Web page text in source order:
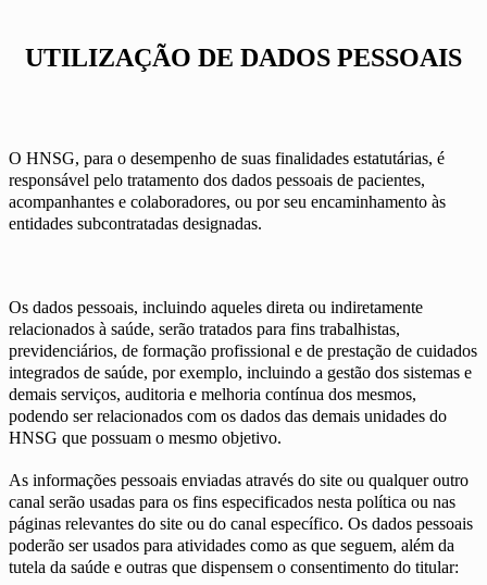
UTILIZAÇÃO DE DADOS PESSOAIS
O HNSG, para o desempenho de suas finalidades estatutárias, é
responsável pelo tratamento dos dados pessoais de pacientes,
acompanhantes e colaboradores, ou por seu encaminhamento às
entidades subcontratadas designadas.
Os dados pessoais, incluindo aqueles direta ou indiretamente
relacionados à saúde, serão tratados para fins trabalhistas,
previdenciários, de formação profissional e de prestação de cuidados
integrados de saúde, por exemplo, incluindo a gestão dos sistemas e
demais serviços, auditoria e melhoria contínua dos mesmos,
podendo ser relacionados com os dados das demais unidades do
HNSG que possuam o mesmo objetivo.
As informações pessoais enviadas através do site ou qualquer outro
canal serão usadas para os fins especificados nesta política ou nas
páginas relevantes do site ou do canal específico. Os dados pessoais
poderão ser usados para atividades como as que seguem, além da
tutela da saúde e outras que dispensem o consentimento do titular: